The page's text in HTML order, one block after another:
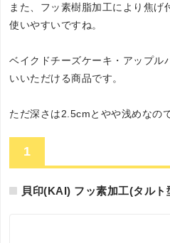
また、フッ素樹脂加工により焦げ
使いやすいですね。
ベイクドチーズケーキ・アップル
いいただける商品です。
ただ深さは2.5cmとやや浅めなの
1
貝印(KAI) フッ素加工(タルト